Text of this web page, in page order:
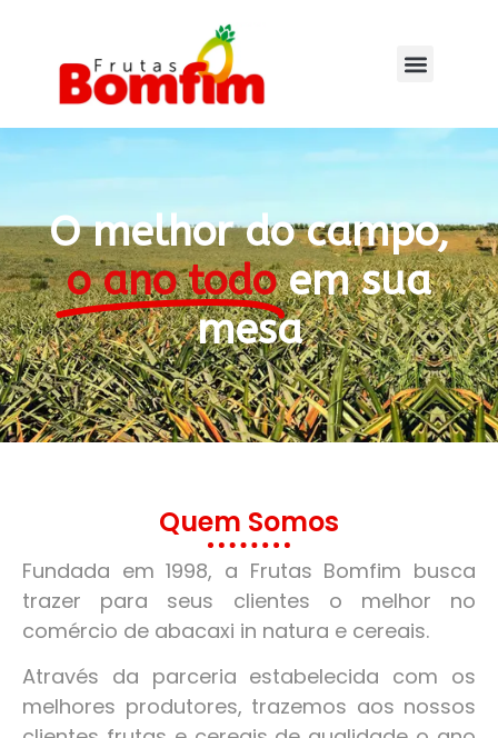
O melhor do campo,
o ano todo em sua
mesa
Quem Somos
Fundada em 1998, a Frutas Bomfim busca
trazer para seus clientes o melhor no
comércio de abacaxi in natura e cereais.
Através da parceria estabelecida com os
melhores produtores, trazemos aos nossos